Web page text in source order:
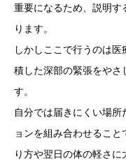
重要になるため、説明す
ります。
しかしここで行うのは
積した深部の緊張をや
す。
自分では届きにくい場
ョンを組み合わせるこ
り方や翌日の体の軽さに